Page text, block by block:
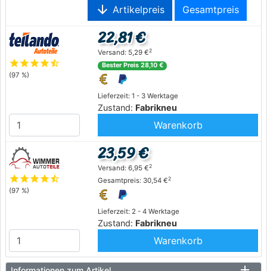
arrow_downward Artikelpreis Gesamtpreis
starstarstarstarstar_half
(97 %)
Lieferzeit: 1 - 3 Werktage
Zustand: Fabrikneu
22,81 €
Versand: 5,29 €2
Bester Preis 28,10 €
Warenkorb
starstarstarstarstar_half
(97 %)
Lieferzeit: 2 - 4 Werktage
Zustand: Fabrikneu
23,59 €
Versand: 6,95 €2
Gesamtpreis: 30,54 €2
Warenkorb